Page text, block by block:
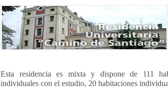
Esta residencia es mixta y dispone de 111
individuales con el estudio, 20 habitaciones